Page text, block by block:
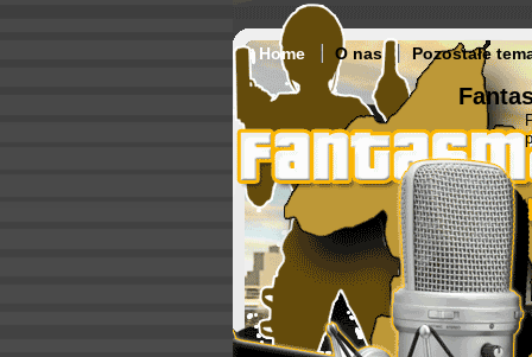
Home O nas Pozostałe